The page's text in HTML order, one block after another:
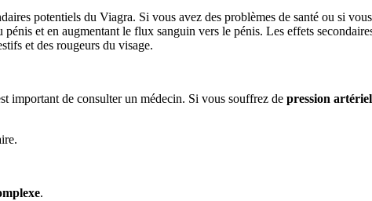
potentiels du Viagra. Si vous avez des problèmes de santé ou si
et en augmentant le flux sanguin vers le pénis. Les effets
et des rougeurs du visage.
important de consulter un médecin. Si vous souffrez de pression
.